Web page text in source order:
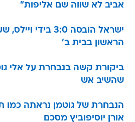
אביב לא שווה שם אליפות"
ישראל הובסה 3:0
הראשון בבית ב'
ביקורת קשה בנבחרת על אלי
שהשיב אש
הנבחרת של גוטמן נראתה כמו
אורן יוסיפוביץ מסכם